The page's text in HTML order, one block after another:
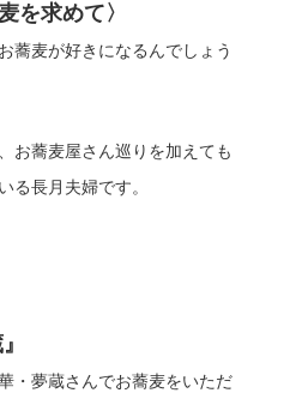
を求めて〉
蕎麦が好きになるんでしょう
お蕎麦屋さん巡りを加えても
る長月夫婦です。
・夢蔵さんでお蕎麦をいただ